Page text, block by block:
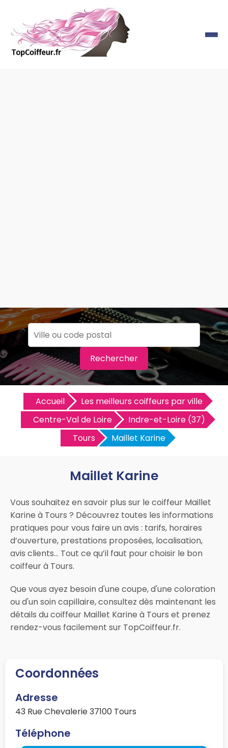
Rechercher
Accueil
Les meilleurs coiffeurs par ville
Centre-Val de Loire
Indre-et-Loire (37)
Tours
Maillet Karine
Maillet Karine
Vous souhaitez en savoir plus sur le coiffeur Maillet
Karine à Tours ? Découvrez toutes les informations
pratiques pour vous faire un avis : tarifs, horaires
d’ouverture, prestations proposées, localisation,
avis clients… Tout ce qu’il faut pour choisir le bon
coiffeur à Tours.
Que vous ayez besoin d'une coupe, d'une coloration
ou d'un soin capillaire, consultez dès maintenant les
détails du coiffeur Maillet Karine à Tours et prenez
rendez-vous facilement sur TopCoiffeur.fr.
Coordonnées
Adresse
43 Rue Chevalerie 37100 Tours
Téléphone